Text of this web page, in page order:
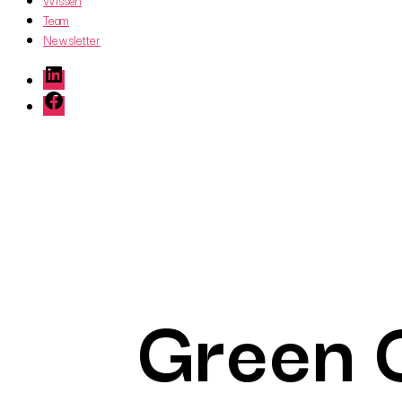
Team
Newsletter
LinkedIn
Facebook
Green